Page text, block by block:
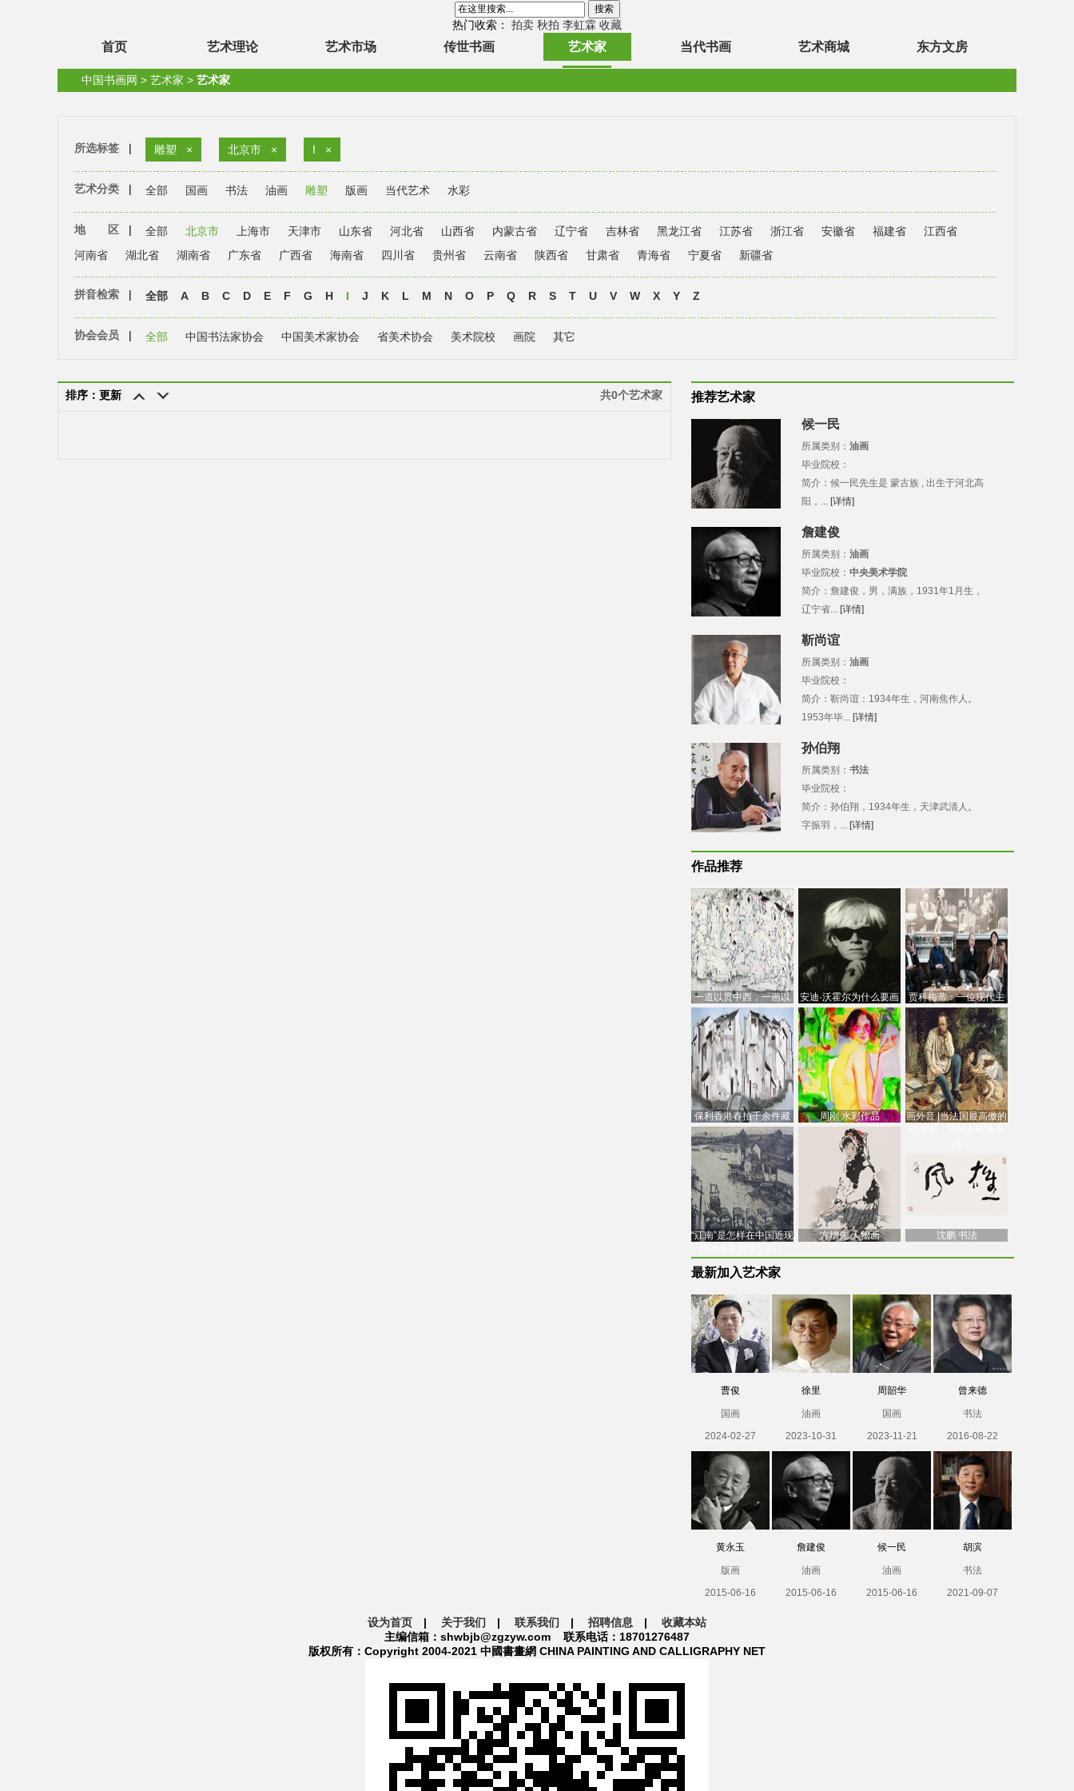
热门收索： 拍卖 秋拍 李虹霖 收藏
首页 艺术理论 艺术市场 传世书画 艺术家 当代书画 艺术商城 东方文房
中国书画网 > 艺术家 > 艺术家
所选标签 | 雕塑 × 北京市 × I ×
艺术分类 | 全部 国画 书法 油画 雕塑 版画 当代艺术 水彩
地 区 | 全部 北京市 上海市 天津市 山东省 河北省 山西省 内蒙古省 辽宁省 吉林省 黑龙江省 江苏省 浙江省 安徽省 福建省
江西省
河南省
湖北省 湖南省 广东省 广西省 海南省 四川省 贵州省 云南省 陕西省 甘肃省 青海省 宁夏省 新疆省
拼音检索 | 全部 A B C D E F G H I J K L M N O P Q R S T U V W X Y Z
协会会员 | 全部 中国书法家协会 中国美术家协会 省美术协会 美术院校 画院 其它
排序：更新 共0个艺术家 推荐艺术家
候一民
所属类别： 油画
毕业院校：
简介：候一民先生是 蒙古族 , 出生于河北高
阳，... [详情]
詹建俊
所属类别： 油画
毕业院校： 中央美术学院
简介：詹建俊，男，满族，1931年1月生，
辽宁省... [详情]
靳尚谊
所属类别： 油画
毕业院校：
简介：靳尚谊：1934年生，河南焦作人。
1953年毕... [详情]
孙伯翔
所属类别： 书法
毕业院校：
简介：孙伯翔，1934年生，天津武清人。
字振羽，... [详情]
作品推荐
一道以贯中西，一画以
通古今：吴冠中的绘画
创
安迪·沃霍尔为什么要画
芭比
贾科梅蒂：一位现代主
义的“当代”艺术家
保利香港春拍千余件藏
品估价逾7亿港元，吴冠
中
周刚 水彩作品
画外音 |当法国最高傲的
“江南”是怎样在中国近现
方增先 人物画 沈鹏 书法
最新加入艺术家
曹俊
国画
2024-02-27
徐里
油画
2023-10-31
周韶华
国画
2023-11-21
曾来德
书法
2016-08-22
黄永玉
版画
2015-06-16
詹建俊
油画
2015-06-16
候一民
油画
2015-06-16
胡滨
书法
2021-09-07
设为首页 | 关于我们 | 联系我们 | 招聘信息 | 收藏本站
主编信箱：shwbjb@zgzyw.com 联系电话：18701276487
版权所有：Copyright 2004-2021 中國書畫網 CHINA PAINTING AND CALLIGRAPHY NET